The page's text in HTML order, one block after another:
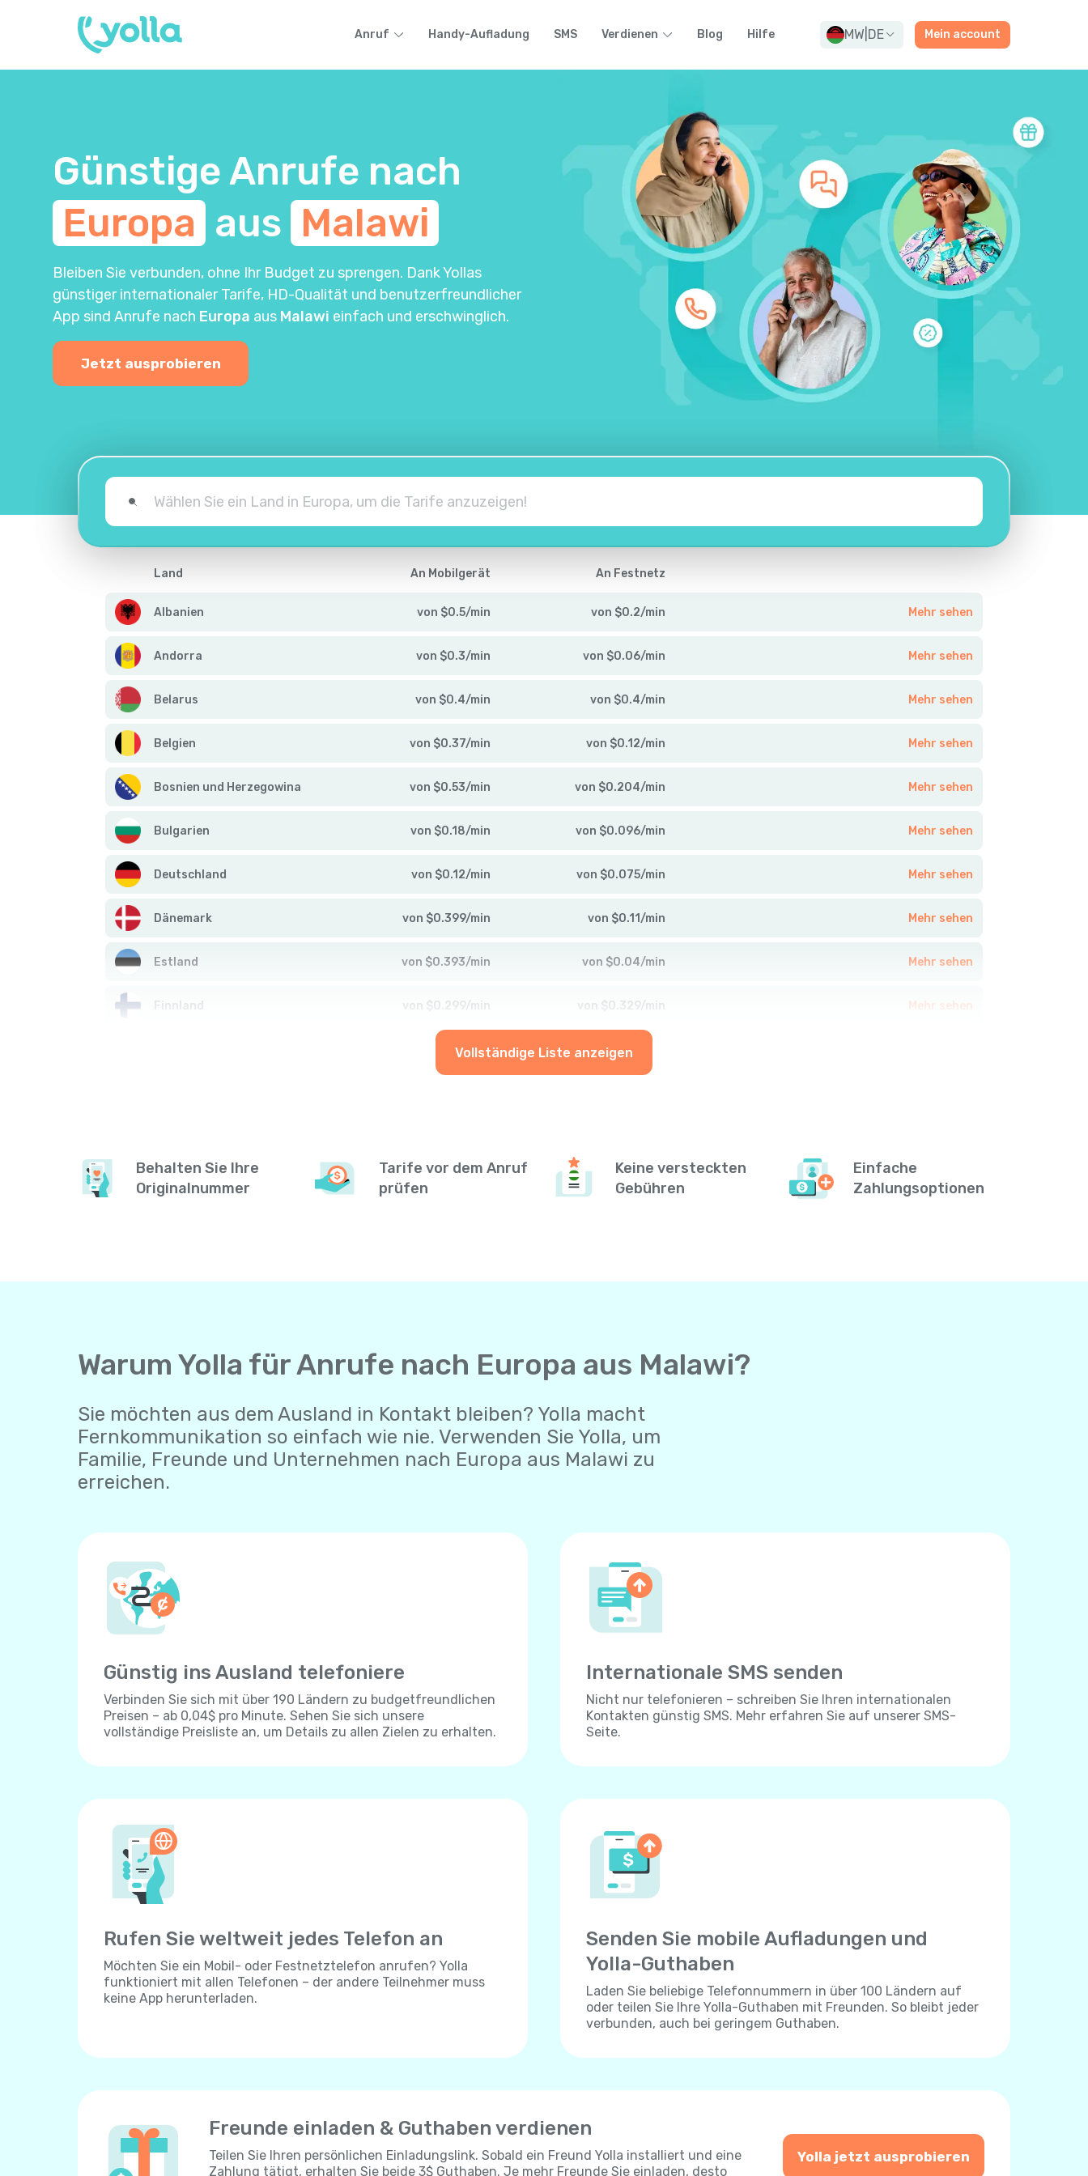
Anruf Handy-Aufladung SMS Verdienen Blog Hilfe MW DE Mein account
Günstige Anrufe nach
Europa aus Malawi
Bleiben Sie verbunden, ohne Ihr Budget zu sprengen. Dank Yollas
günstiger internationaler Tarife, HD-Qualität und benutzerfreundlicher
App sind Anrufe nach Europa aus Malawi einfach und erschwinglich.
Jetzt ausprobieren
Land An Mobilgerät An Festnetz
Albanien von $0.5/min von $0.2/min Mehr sehen
Andorra von $0.3/min von $0.06/min Mehr sehen
Belarus von $0.4/min von $0.4/min Mehr sehen
Belgien von $0.37/min von $0.12/min Mehr sehen
Bosnien und Herzegowina von $0.53/min von $0.204/min Mehr sehen
Bulgarien von $0.18/min von $0.096/min Mehr sehen
Deutschland von $0.12/min von $0.075/min Mehr sehen
Dänemark von $0.399/min von $0.11/min Mehr sehen
Estland von $0.393/min von $0.04/min Mehr sehen
Finnland von $ 0.299 / min von $ 0.329 / min Mehr sehen
Vollständige Liste anzeigen
Behalten Sie Ihre
Originalnummer
Tarife vor dem Anruf
prüfen
Keine versteckten
Gebühren
Einfache
Zahlungsoptionen
Warum Yolla für Anrufe nach Europa aus Malawi?
Sie möchten aus dem Ausland in Kontakt bleiben? Yolla macht
Fernkommunikation so einfach wie nie. Verwenden Sie Yolla, um
Familie, Freunde und Unternehmen nach Europa aus Malawi zu
erreichen.
Günstig ins Ausland telefoniere
Verbinden Sie sich mit über 190 Ländern zu budgetfreundlichen
Preisen – ab 0,04$ pro Minute. Sehen Sie sich unsere
vollständige Preisliste an, um Details zu allen Zielen zu erhalten.
Internationale SMS senden
Nicht nur telefonieren – schreiben Sie Ihren internationalen
Kontakten günstig SMS. Mehr erfahren Sie auf unserer SMS-
Seite.
Rufen Sie weltweit jedes Telefon an
Möchten Sie ein Mobil- oder Festnetztelefon anrufen? Yolla
funktioniert mit allen Telefonen – der andere Teilnehmer muss
keine App herunterladen.
Senden Sie mobile Aufladungen und
Yolla-Guthaben
Laden Sie beliebige Telefonnummern in über 100 Ländern auf
oder teilen Sie Ihre Yolla-Guthaben mit Freunden. So bleibt jeder
verbunden, auch bei geringem Guthaben.
Freunde einladen & Guthaben verdienen
Teilen Sie Ihren persönlichen Einladungslink. Sobald ein Freund Yolla installiert und eine
Zahlung tätigt, erhalten Sie beide 3$ Guthaben. Je mehr Freunde Sie einladen, desto
Yolla jetzt ausprobieren